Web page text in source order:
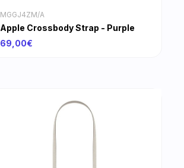
MGGJ4ZM/A
Apple Crossbody Strap - Purple
69,00€